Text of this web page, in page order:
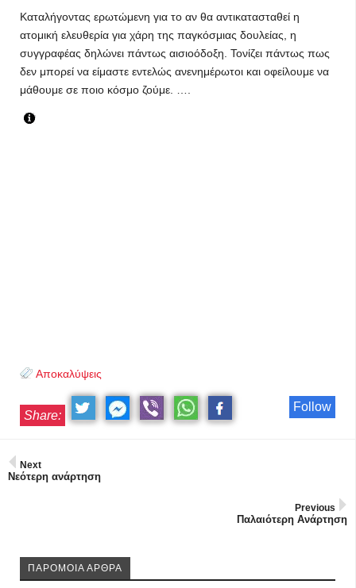
Καταλήγοντας ερωτώμενη για το αν θα αντικατασταθεί η
ατομική ελευθερία για χάρη της παγκόσμιας δουλείας, η
συγγραφέας δηλώνει πάντως αισιοόδοξη. Τονίζει πάντως πως
δεν μπορεί να είμαστε εντελώς ανενημέρωτοι και οφείλουμε να
μάθουμε σε ποιο κόσμο ζούμε. ….
Αποκαλύψεις
Follow
Share:
Next
Νεότερη ανάρτηση
Previous
Παλαιότερη Ανάρτηση
ΠΑΡΟΜΟΙΑ ΑΡΘΡΑ